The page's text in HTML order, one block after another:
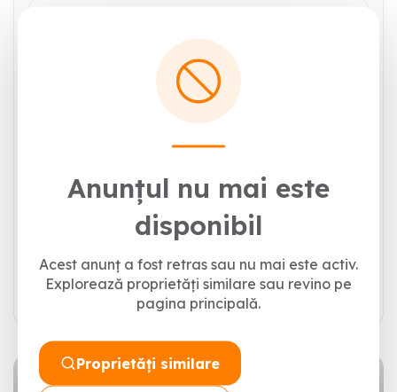
Trimite mesajul
Anunțul nu mai este
disponibil
Acest anunț a fost retras sau nu mai este activ.
Explorează proprietăți similare sau revino pe
pagina principală.
Proprietăți similare